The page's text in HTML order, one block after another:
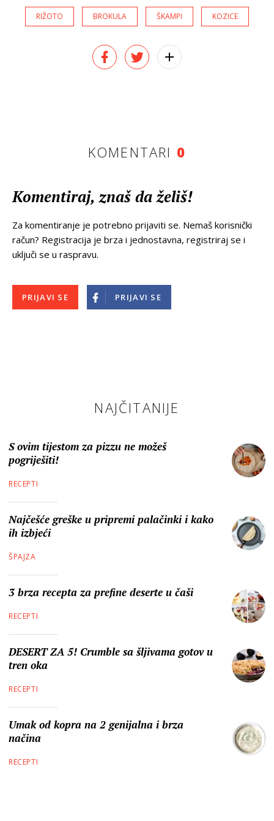
RIŽOTO BROKULA ŠKAMPI KOZICE
KOMENTARI 0
Komentiraj, znaš da želiš!
Za komentiranje je potrebno prijaviti se. Nemaš korisnički
račun? Registracija je brza i jednostavna, registriraj se i
uključi se u raspravu.
PRIJAVI SE PRIJAVI SE
NAJČITANIJE
S ovim tijestom za pizzu ne možeš
pogriješiti!
RECEPTI
Najčešće greške u pripremi palačinki i kako
ih izbjeći
ŠPAJZA
3 brza recepta za prefine deserte u čaši
RECEPTI
DESERT ZA 5! Crumble sa šljivama gotov u
tren oka
RECEPTI
Umak od kopra na 2 genijalna i brza
načina
RECEPTI